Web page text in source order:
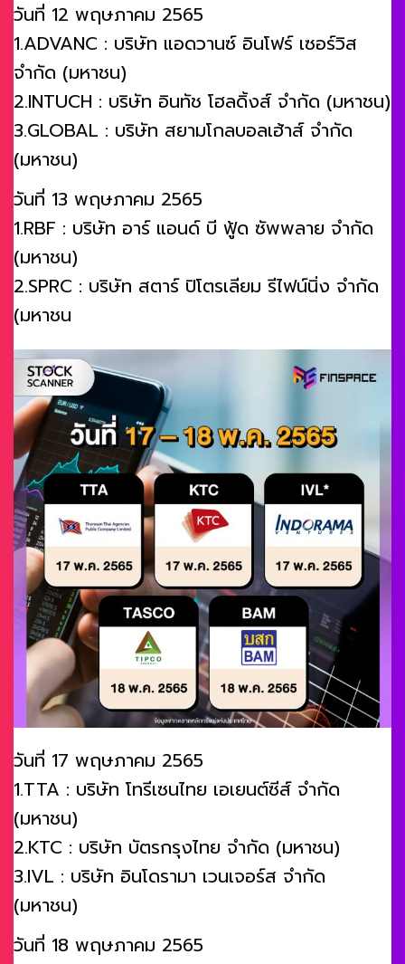
วันที่ 12 พฤษภาคม 2565
1.ADVANC : บริษัท แอดวานซ์ อินโฟร์ เซอร์วิส
จำกัด (มหาชน)
2.INTUCH : บริษัท อินทัช โฮลดิ้งส์ จำกัด (มหาชน)
3.GLOBAL : บริษัท สยามโกลบอลเฮ้าส์ จำกัด
(มหาชน)
วันที่ 13 พฤษภาคม 2565
1.RBF : บริษัท อาร์ แอนด์ บี ฟู้ด ซัพพลาย จำกัด
(มหาชน)
2.SPRC : บริษัท สตาร์ ปิโตรเลียม รีไฟน์นิ่ง จำกัด
(มหาชน
วันที่ 17 พฤษภาคม 2565
1.TTA : บริษัท โทรีเซนไทย เอเยนต์ซีส์ จำกัด
(มหาชน)
2.KTC : บริษัท บัตรกรุงไทย จำกัด (มหาชน)
3.IVL : บริษัท อินโดรามา เวนเจอร์ส จำกัด
(มหาชน)
วันที่ 18 พฤษภาคม 2565